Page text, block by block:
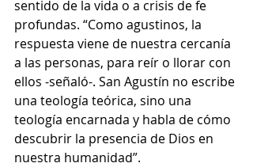
sentido de la vida o a crisis de fe
profundas. “Como agustinos, la
respuesta viene de nuestra cercanía
a las personas, para reír o llorar con
ellos -señaló-. San Agustín no escribe
una teología teórica, sino una
teología encarnada y habla de cómo
descubrir la presencia de Dios en
nuestra humanidad”.